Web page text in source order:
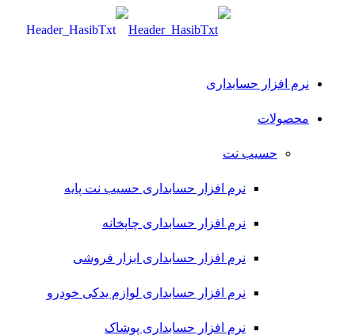
نرم افزار حسابداری
محصولات
حسیب نت
نرم افزار حسابداری حسیب نت پایه
نرم افزار حسابداری چاپخانه
نرم افزار حسابداری ابزار فروشی
نرم افزار حسابداری لوازم یدکی خودرو
نرم افزار حسابداری پوشاک